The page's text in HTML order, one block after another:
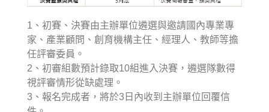
1、初賽、決賽由主辦單位遴選與邀請國內專業專
家、產業顧問、創育機構主任、經理人、教師等擔
任評審委員。
2、初審組數預計錄取10組進入決賽，遴選隊數得
視評審情形從缺處理。
3、報名完成者，將於3日內收到主辦單位回覆信